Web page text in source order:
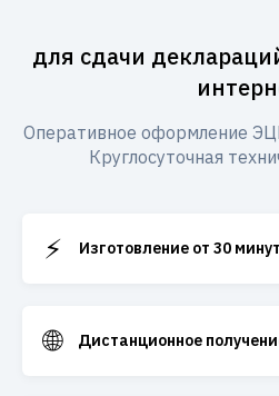
для сдачи
Оперативное оформление
Круглосуточная
⚡ Изготовление от 30 минут
🌐 Дистанционное